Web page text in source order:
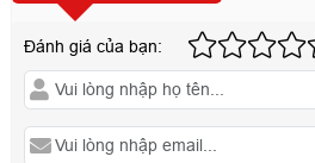
Đánh giá của bạn: